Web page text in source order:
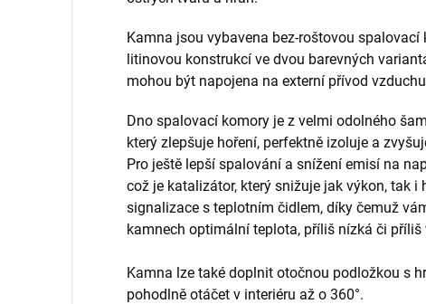
Kamna jsou vybavena bez-roštovou
litinovou konstrukcí ve dvou barevných
mohou být napojena na externí přívod
Dno spalovací komory je z velmi odolného
který zlepšuje hoření, perfektně izoluje a
Pro ještě lepší spalování a snížení emisí na
což je katalizátor, který snižuje jak výkon, tak
signalizace s teplotním čidlem, díky čemuž
kamnech optimální teplota, příliš nízká či příliš
Kamna lze také doplnit otočnou podložkou s
pohodlně otáčet v interiéru až o 360°.